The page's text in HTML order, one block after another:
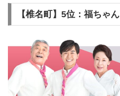
【椎名町】5位：福ちゃん